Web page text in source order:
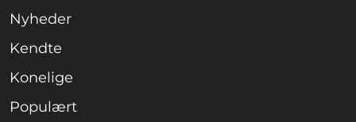
Nyheder
Kendte
Konelige
Populært